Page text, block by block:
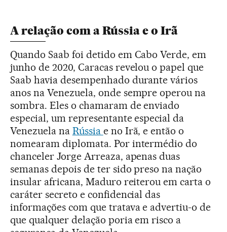
A relação com a Rússia e o Irã
Quando Saab foi detido em Cabo Verde, em
junho de 2020, Caracas revelou o papel que
Saab havia desempenhado durante vários
anos na Venezuela, onde sempre operou na
sombra. Eles o chamaram de enviado
especial, um representante especial da
Venezuela na Rússia e no Irã, e então o
nomearam diplomata. Por intermédio do
chanceler Jorge Arreaza, apenas duas
semanas depois de ter sido preso na nação
insular africana, Maduro reiterou em carta o
caráter secreto e confidencial das
informações com que tratava e advertiu-o de
que qualquer delação poria em risco a